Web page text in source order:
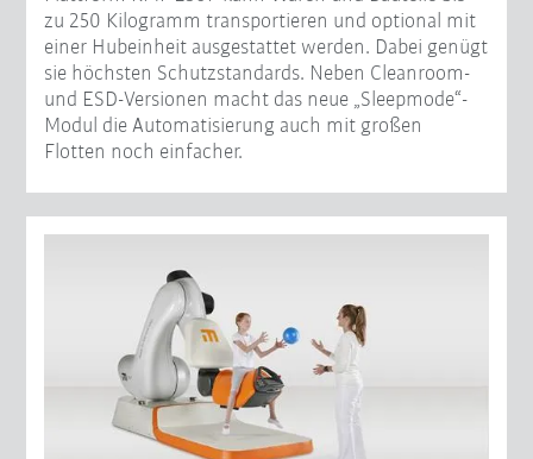
zu 250 Kilogramm transportieren und optional mit
einer Hubeinheit ausgestattet werden. Dabei genügt
sie höchsten Schutzstandards. Neben Cleanroom-
und ESD-Versionen macht das neue „Sleepmode“-
Modul die Automatisierung auch mit großen
Flotten noch einfacher.